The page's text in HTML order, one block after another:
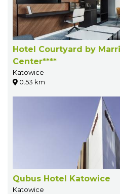
Hotel Courtyard by
Center****
Katowice
0.53 km
Qubus Hotel Katowice
Katowice